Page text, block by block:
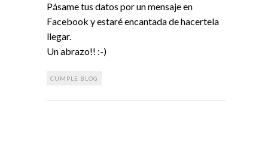
Pásame tus datos por un mensaje en
Facebook y estaré encantada de hacertela
llegar.
Un abrazo!! :-)
CUMPLE BLOG